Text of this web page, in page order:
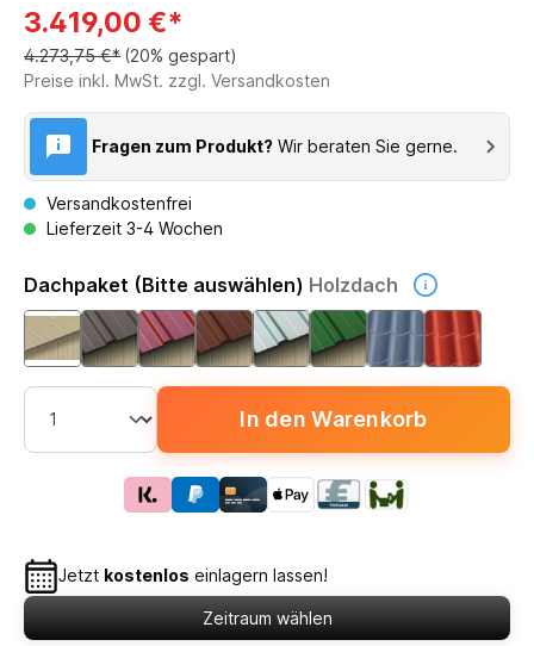
3.419,00 €*
4.273,75 €* (20% gespart)
Preise inkl. MwSt. zzgl. Versandkosten
Fragen zum Produkt? Wir beraten Sie gerne.
Versandkostenfrei
Lieferzeit 3-4 Wochen
Dachpaket (Bitte auswählen) Holzdach
In den Warenkorb
Jetzt kostenlos einlagern lassen!
Zeitraum wählen